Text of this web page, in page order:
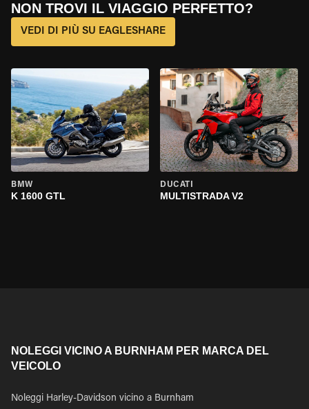
NON TROVI IL VIAGGIO PERFETTO?
VEDI DI PIÙ SU EAGLESHARE
BMW
K 1600 GTL
DUCATI
MULTISTRADA V2
NOLEGGI VICINO A BURNHAM PER MARCA DEL
VEICOLO
Noleggi Harley-Davidson vicino a Burnham